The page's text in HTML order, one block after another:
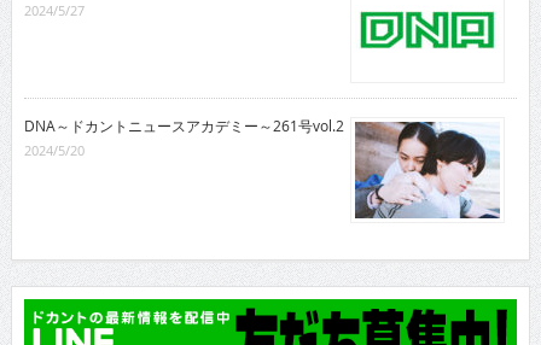
2024/5/27
DNA～ドカントニュースアカデミー～261号vol.2
2024/5/20